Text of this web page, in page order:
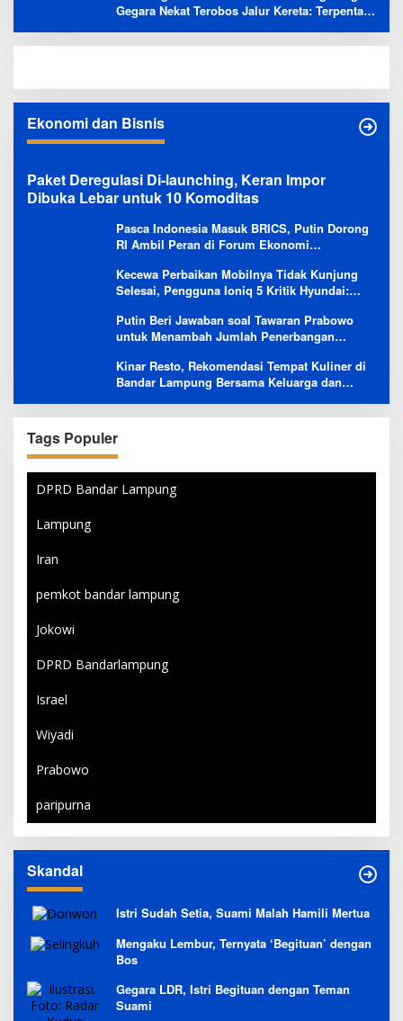
Gegara Nekat Terobos Jalur Kereta: Terpental,
Ekonomi dan Bisnis
Paket Deregulasi Di-launching, Keran Impor
Dibuka Lebar untuk 10 Komoditas
Pasca Indonesia Masuk BRICS, Putin Dorong
RI Ambil Peran di Forum Ekonomi
Kecewa Perbaikan Mobilnya Tidak Kunjung
Selesai, Pengguna Ioniq 5 Kritik Hyundai:
Sales
Putin Beri Jawaban soal Tawaran Prabowo
untuk Menambah Jumlah Penerbangan
Kinar Resto, Rekomendasi Tempat Kuliner di
Bandar Lampung Bersama Keluarga dan
Tags Populer
DPRD Bandar Lampung
Lampung
Iran
pemkot bandar lampung
Jokowi
DPRD Bandarlampung
Israel
Wiyadi
Prabowo
paripurna
Skandal
Istri Sudah Setia, Suami Malah Hamili Mertua
Mengaku Lembur, Ternyata ‘Begituan’ dengan
Bos
Gegara LDR, Istri Begituan dengan Teman
Suami